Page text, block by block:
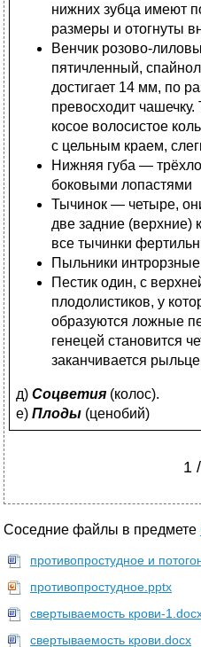
нижних зубца имеют
размеры и отогнуты
Венчик розово-
пятичленный,
достигает 14 мм, по
превосходит чашечку.
косое волосистое
с цельным краем,
Нижняя губа —
боковыми лопастями
Тычинок — четыре,
две задние (верхние)
все тычинки
Пыльники интрорзные
Пестик один, с
плодолистиков, у
образуются ложные
генецей становится
заканчивается
д) Соцветия (колос).
е) Плоды (ценобий)
1
Соседние файлы в предмете
противопростудное и
противопростудное.pptx
свертываемость крови-
свертываемость крови.docx